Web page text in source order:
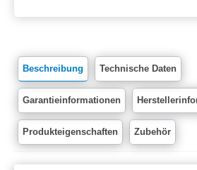
Beschreibung Technische Daten
Garantieinformationen
Produkteigenschaften Zubehör